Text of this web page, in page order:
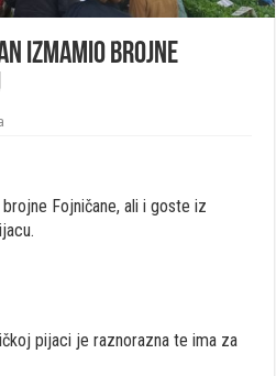
izmamio brojne
Fojničane, ali i goste iz
pijaci je raznorazna te ima za